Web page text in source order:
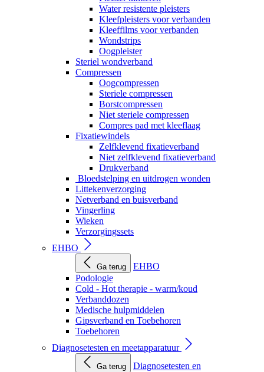
Water resistente pleisters
Kleefpleisters voor verbanden
Kleeffilms voor verbanden
Wondstrips
Oogpleister
Steriel wondverband
Compressen
Oogcompressen
Steriele compressen
Borstcompressen
Niet steriele compressen
Compres pad met kleeflaag
Fixatiewindels
Zelfklevend fixatieverband
Niet zelfklevend fixatieverband
Drukverband
Bloedstelping en uitdrogen wonden
Littekenverzorging
Netverband en buisverband
Vingerling
Wieken
Verzorgingssets
EHBO
Ga terug
EHBO
Podologie
Cold - Hot therapie - warm/koud
Verbanddozen
Medische hulpmiddelen
Gipsverband en Toebehoren
Toebehoren
Diagnosetesten en meetapparatuur
Ga terug
Diagnosetesten en